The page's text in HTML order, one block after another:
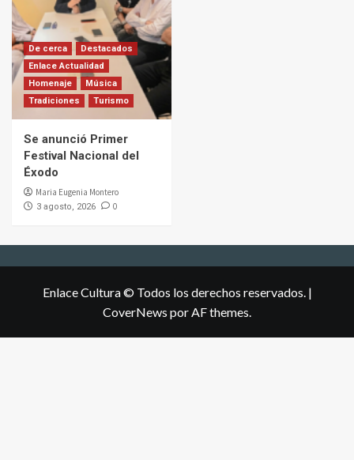
De cerca
Destacados
Enlace Actualidad
Homenaje
Música
Tradiciones
Turismo
Se anunció Primer
Festival Nacional del
Éxodo
Maria Eugenia Montero
3 agosto, 2026 0
Enlace Cultura © Todos los derechos reservados. |
CoverNews por AF themes.